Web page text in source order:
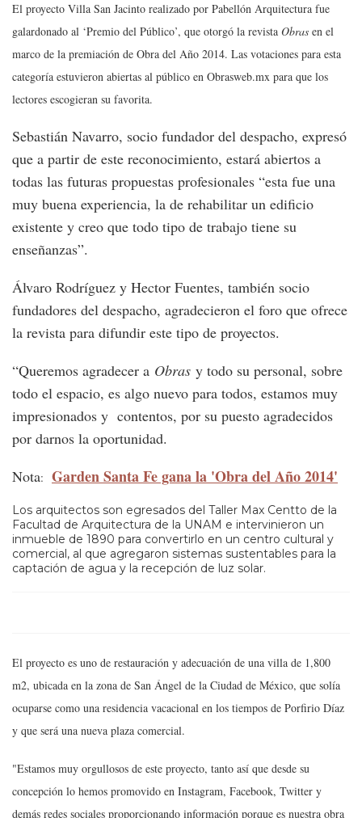
El proyecto Villa San Jacinto realizado por Pabellón Arquitectura fue
galardonado al ‘Premio del Público’, que otorgó la revista Obras en el
marco de la premiación de Obra del Año 2014. Las votaciones para esta
categoría estuvieron abiertas al público en Obrasweb.mx para que los
lectores escogieran su favorita.
Sebastián Navarro, socio fundador del despacho, expresó
que a partir de este reconocimiento, estará abiertos a
todas las futuras propuestas profesionales “esta fue una
muy buena experiencia, la de rehabilitar un edificio
existente y creo que todo tipo de trabajo tiene su
enseñanzas”.
Álvaro Rodríguez y Hector Fuentes, también socio
fundadores del despacho, agradecieron el foro que ofrece
la revista para difundir este tipo de proyectos.
“Queremos agradecer a Obras y todo su personal, sobre
todo el espacio, es algo nuevo para todos, estamos muy
impresionados y contentos, por su puesto agradecidos
por darnos la oportunidad.
Nota: Garden Santa Fe gana la 'Obra del Año 2014'
Los arquitectos son egresados del Taller Max Centto de la
Facultad de Arquitectura de la UNAM e intervinieron un
inmueble de 1890 para convertirlo en un centro cultural y
comercial, al que agregaron sistemas sustentables para la
captación de agua y la recepción de luz solar.
El proyecto es uno de restauración y adecuación de una villa de 1,800
m2, ubicada en la zona de San Ángel de la Ciudad de México, que solía
ocuparse como una residencia vacacional en los tiempos de Porfirio Díaz
y que será una nueva plaza comercial.
"Estamos muy orgullosos de este proyecto, tanto así que desde su
concepción lo hemos promovido en Instagram, Facebook, Twitter y
demás redes sociales proporcionando información porque es nuestra obra